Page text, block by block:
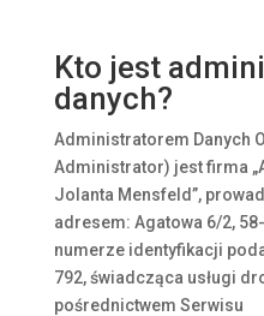
Kto jest
danych?
Administratorem Danych
Administrator) jest firma
Jolanta Mensfeld”,
adresem: Agatowa 6/2,
numerze identyfikacji
792, świadcząca usługi
pośrednictwem Serwisu